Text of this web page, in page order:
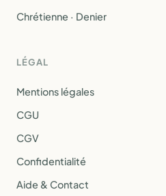
Chrétienne · Denier
LÉGAL
Mentions légales
CGU
CGV
Confidentialité
Aide & Contact